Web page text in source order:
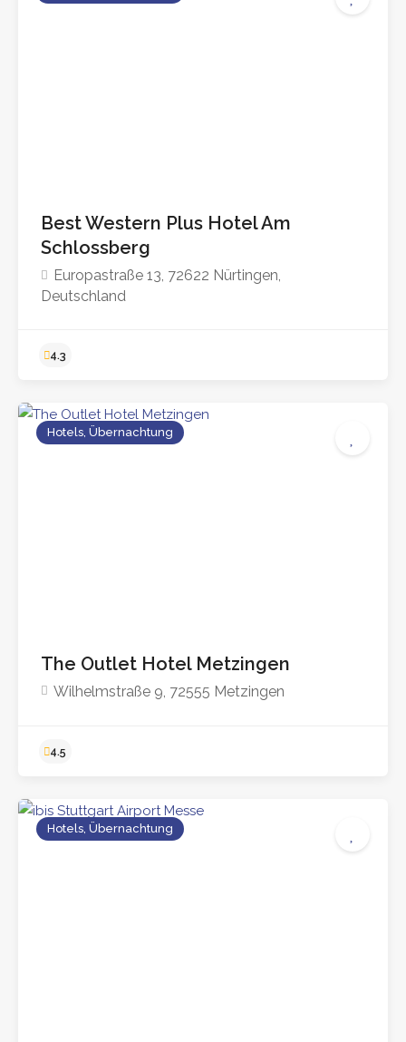
4.4
Best Western Plus Hotel Am
Schlossberg
Europastraße 13, 72622 Nürtingen,
Deutschland
Hotels, Übernachtung
The Outlet Hotel Metzingen
Wilhelmstraße 9, 72555 Metzingen
Hotels, Übernachtung